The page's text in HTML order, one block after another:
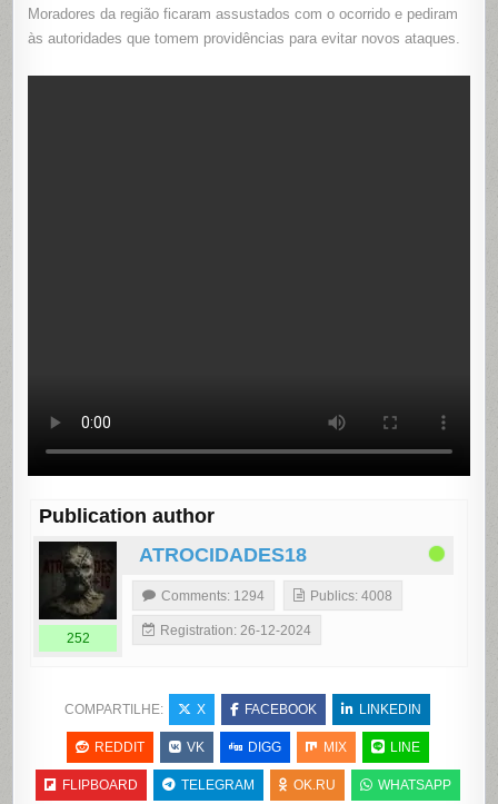
Moradores da região ficaram assustados com o ocorrido e pediram
às autoridades que tomem providências para evitar novos ataques.
Publication author
ATROCIDADES18
252
Comments: 1294 Publics: 4008
Registration: 26-12-2024
COMPARTILHE: X FACEBOOK LINKEDIN
REDDIT VK DIGG MIX LINE
FLIPBOARD TELEGRAM OK.RU WHATSAPP